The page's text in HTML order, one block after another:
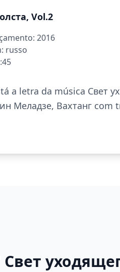
Vol.2
2016
russo
a letra da música Свет
Меладзе, Вахтанг com